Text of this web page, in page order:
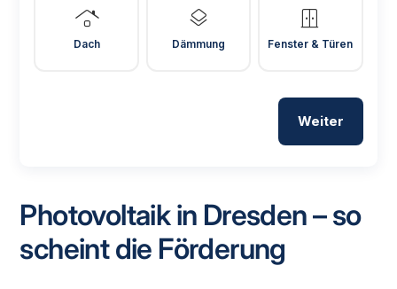
roofing
Dach
layers
Dämmung
door_sliding
Fenster & Türen
Weiter
Photovoltaik in Dresden – so
scheint die Förderung